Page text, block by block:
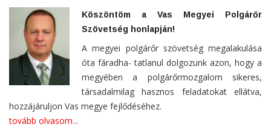
Köszöntöm a Vas Megyei Polgárőr
Szövetség honlapján!
A megyei polgárőr szövetség megalakulása
óta fáradha- tatlanul dolgozunk azon, hogy a
megyében a polgárőrmozgalom sikeres,
társadalmilag hasznos feladatokat ellátva,
hozzájáruljon Vas megye fejlődéséhez.
tovább olvasom...